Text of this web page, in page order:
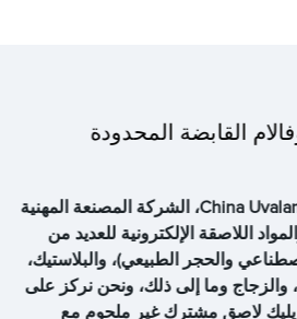
القابضة المحدودة
شركة China Uvalam Holding Limited، الشركة المصنعة المهنية
اللاصقة الإلكترونية للعديد من
والحجر الطبيعي)، والبلاستيك،
والزجاج وما إلى ذلك، ونحن نركز على
التالية: 1 / الأكريليك لاصق مشترك غير ملحوم مع